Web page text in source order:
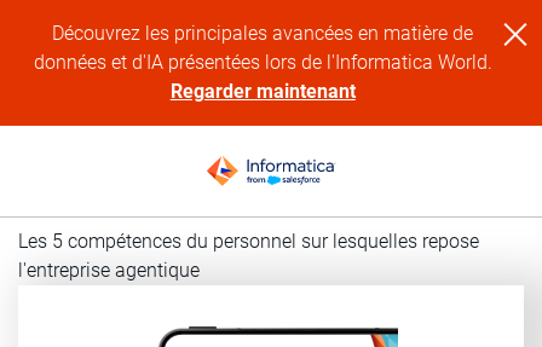
Découvrez les principales avancées en matière de
données et d'IA présentées lors de l'Informatica World.
Regarder maintenant
Les 5 compétences du personnel sur lesquelles repose
l'entreprise agentique